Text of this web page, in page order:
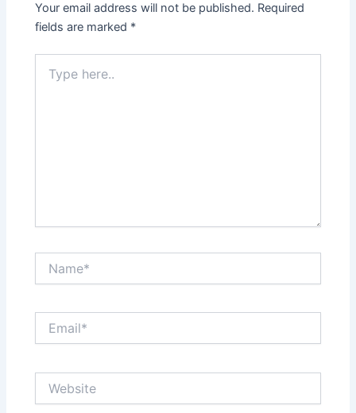
Your email address will not be published. Required
fields are marked *
here..